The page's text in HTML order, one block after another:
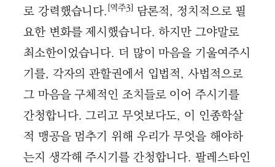
로 강력했습니다.[역주3] 담론적, 정치적으로 필
요한 변화를 제시했습니다. 하지만 그야말로
최소한이었습니다. 더 많이 마음을 기울여주시
기를, 각자의 관할권에서 입법적, 사법적으로
그 마음을 구체적인 조치들로 이어 주시기를
간청합니다. 그리고 무엇보다도, 이 인종학살
적 맹공을 멈추기 위해 우리가 무엇을 해야하
는지 생각해 주시기를 간청합니다. 팔레스타인